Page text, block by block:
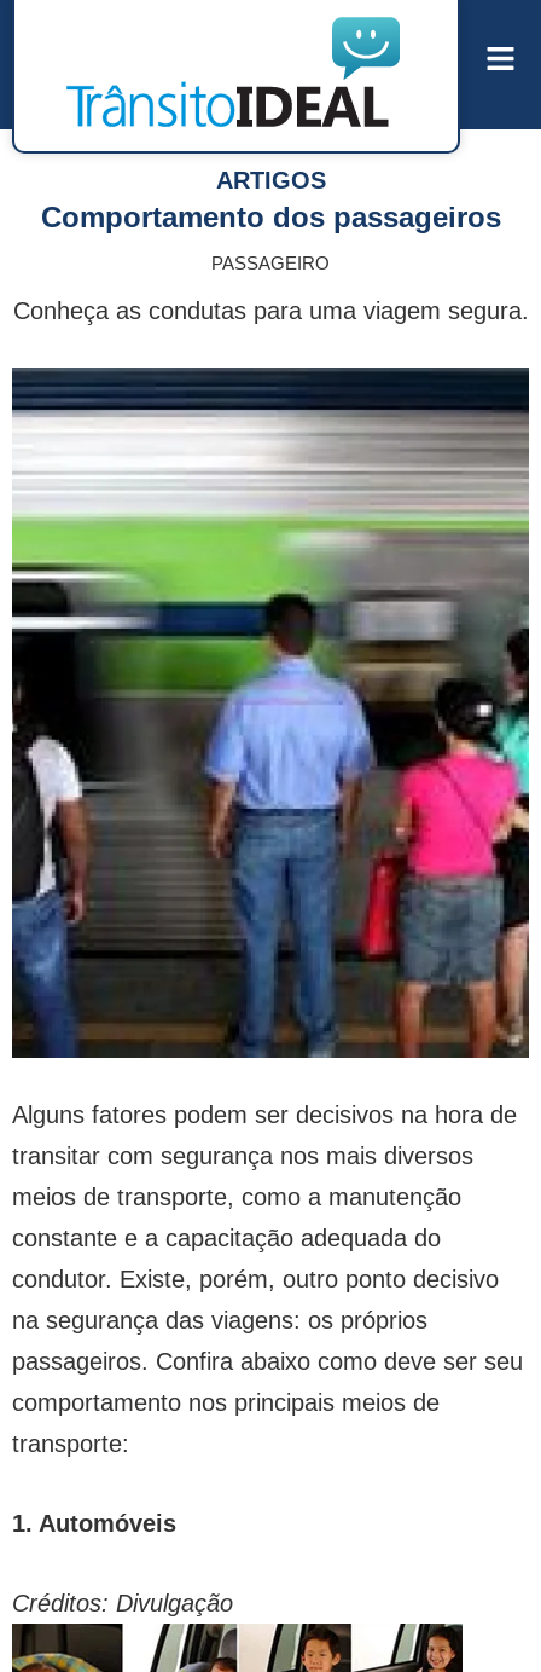
ARTIGOS
Comportamento dos passageiros
PASSAGEIRO
Conheça as condutas para uma viagem segura.
Alguns fatores podem ser decisivos na hora de
transitar com segurança nos mais diversos
meios de transporte, como a manutenção
constante e a capacitação adequada do
condutor. Existe, porém, outro ponto decisivo
na segurança das viagens: os próprios
passageiros. Confira abaixo como deve ser seu
comportamento nos principais meios de
transporte:
1. Automóveis
Créditos: Divulgação